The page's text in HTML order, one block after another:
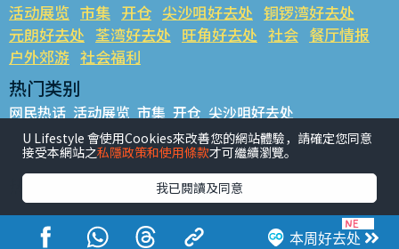
本周好去处
活动展览 市集 开仓 尖沙咀好去处 铜锣湾好去处
元朗好去处 荃湾好去处 旺角好去处 社会 餐厅情报
户外郊游 社会福利
热门类别
网民热话 活动展览 市集 开仓 尖沙咀好去处
铜锣湾好去处 元朗好去处 荃湾好去处 旺角好去处 社会
餐厅情报 户外郊游
热门标签
#UGO揾好去处 #人气活动推介 #美食社群热话
#亲子玩乐好去处
#ULifestyle应用程式
#限时抢
U Lifestyle 會使用Cookies來改善您的網站體驗，請確定您同意
接受本網站之私隱政策和使用條款才可繼續瀏覽。
我已閱讀及同意